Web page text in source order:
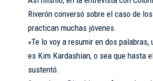
Riverón conversó sobre el caso de
practican muchas jóvenes.
«Te lo voy a resumir en dos
es Kim Kardashian, o sea que hasta
sustentó.